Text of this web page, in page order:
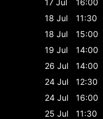
18 Jul
11:30
18 Jul
15:00
19 Jul
14:00
26 Jul
14:00
24 Jul
12:30
24 Jul
16:00
25 Jul
11:30